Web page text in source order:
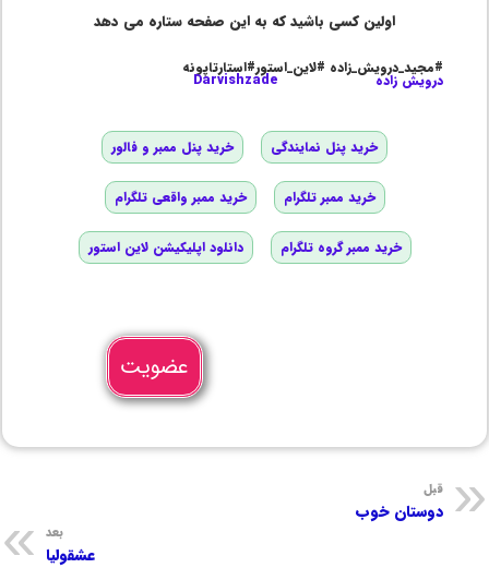
اولین کسی باشید که به این صفحه ستاره می دهد
#مجید_درویش_زاده #لاین_استور#استارتاپونه
درویش زاده Darvishzade
خرید پنل نمایندگی خرید پنل ممبر و فالور
خرید ممبر تلگرام خرید ممبر واقعی تلگرام
خرید ممبر گروه تلگرام دانلود اپلیکیشن لاین استور
عضویت
قبل
دوستان خوب
بعد
عشقولیا